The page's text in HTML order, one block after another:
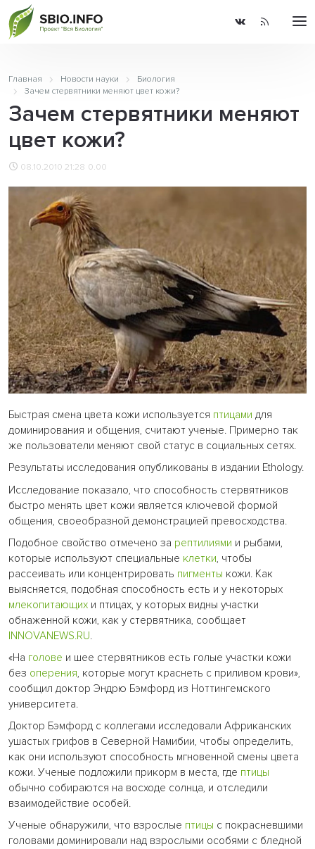
Главная Новости науки
Биология
Зачем стервятники меняют цвет кожи?
Зачем стервятники меняют
цвет кожи?
08.10.2010 21:28 0.00
Быстрая смена цвета кожи используется птицами для
доминирования и общения, считают ученые. Примерно так
же пользователи меняют свой статус в социальных сетях.
Результаты исследования опубликованы в издании Ethology.
Исследование показало, что способность стервятников
быстро менять цвет кожи является ключевой формой
общения, своеобразной демонстрацией превосходства.
Подобное свойство отмечено за рептилиями и рыбами,
которые используют специальные клетки, чтобы
рассеивать или концентрировать пигменты кожи. Как
выясняется, подобная способность есть и у некоторых
млекопитающих и птицах, у которых видны участки
обнаженной кожи, как у стервятника, сообщает
INNOVANEWS.RU.
«На голове и шее стервятников есть голые участки кожи
без оперения, которые могут краснеть с приливом крови»,
сообщил доктор Эндрю Бэмфорд из Ноттингемского
университета.
Доктор Бэмфорд с коллегами исследовали Африканских
ушастых грифов в Северной Намибии, чтобы определить,
как они используют способность мгновенной смены цвета
кожи. Ученые подложили прикорм в места, где птицы
обычно собираются на восходе солнца, и отследили
взаимодействие особей.
Ученые обнаружили, что взрослые птицы с покрасневшими
головами доминировали над взрослыми особями с бледной